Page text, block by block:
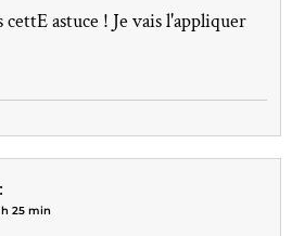
astuce ! Je vais l'appliquer
25 min